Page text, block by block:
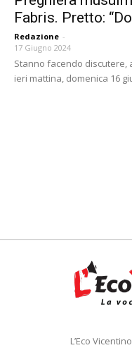
Fabris. Pretto:
Redazione -
17 Giugno 2024
Stanno facendo discutere,
ieri mattina, domenica 16
L’Eco